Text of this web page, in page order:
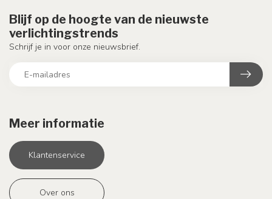
Meer informatie
Klantenservice
Over ons
Blijf op de hoogte van de nieuwste
verlichtingstrends
Schrijf je in voor onze nieuwsbrief.